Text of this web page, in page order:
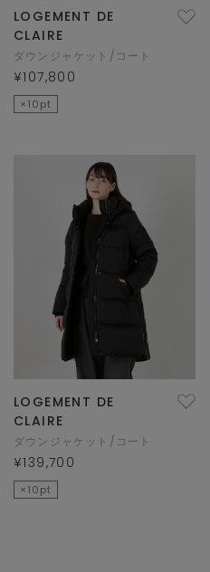
LOGEMENT DE
CLAIRE
ダウンジャケット/コート
¥107,800
×10pt
LOGEMENT DE
CLAIRE
ダウンジャケット/コート
¥139,700
×10pt